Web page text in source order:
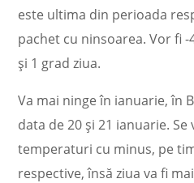
este ultima din perioada
pachet cu ninsoarea. Vor fi
și 1 grad ziua.
Va mai ninge în ianuarie, în
data de 20 și 21 ianuarie.
temperaturi cu minus, pe
respective, însă ziua va fi